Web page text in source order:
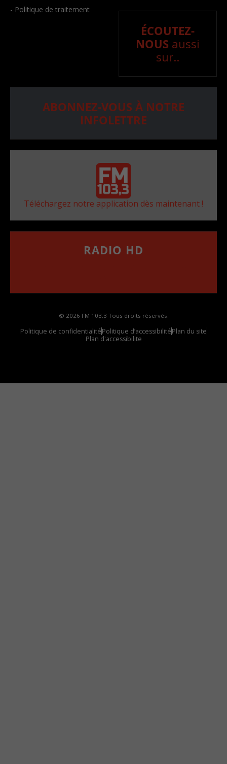
- Politique de traitement
ÉCOUTEZ-
NOUS aussi
sur..
ABONNEZ-VOUS À NOTRE
INFOLETTRE
Téléchargez notre application dès maintenant !
RADIO HD
© 2026 FM 103,3 Tous droits réservés.
Politique de confidentialitéPolitique d’accessibilitéPlan du site
Plan d'accessibilite